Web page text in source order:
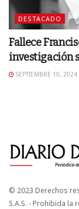
DESTACADO
Fallece
investigación
SEPTIEMBRE 10, 2024
© 2023 Derechos
S.A.S. - Prohibida